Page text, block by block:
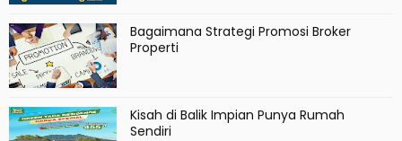
Bagaimana Strategi Promosi Broker
Properti
Kisah di Balik Impian Punya Rumah
Sendiri